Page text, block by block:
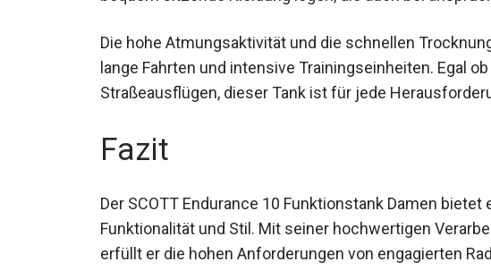
Die hohe Atmungsaktivität und die schnellen
für lange Fahrten und intensive Trainingseinheiten.
Straßeausflügen, dieser Tank ist für jede
Fazit
Der SCOTT Endurance 10 Funktionstank Damen
Funktionalität und Stil. Mit seiner hochwertigen
erfüllt er die hohen Anforderungen von engagierten